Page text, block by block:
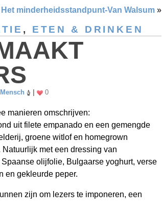
Het minderheidsstandpunt-Van Walsum »
, ETEN & DRINKEN
0
manieren omschrijven:
uit filete empanado en een gemengde
groene witlof en homegrown
met een dressing van
olijfolie, Bulgaarse yoghurt, verse
en gekleurde peper.
zijn om lezers te imponeren, een